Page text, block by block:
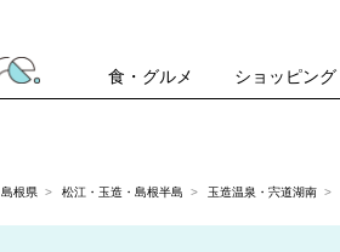
食・グルメ ショッピング
島根県 松江・玉造・島根半島 玉造温泉・宍道湖南